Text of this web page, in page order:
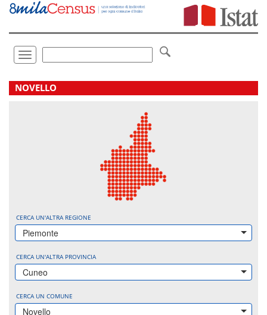
Vai
direttamente
Toggle
navigation
.
NOVELLO
CERCA UN'ALTRA REGIONE
Piemonte
CERCA UN'ALTRA PROVINCIA
Cuneo
CERCA UN COMUNE
Novello